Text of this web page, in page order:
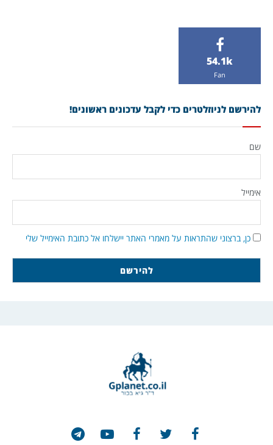
54.1k
Fan
להירשם לניוזלטרים כדי לקבל עדכונים ראשונים!
שם
אימייל
כן, ברצוני שהתראות על מאמרי האתר יישלחו אל כתובת האימייל שלי